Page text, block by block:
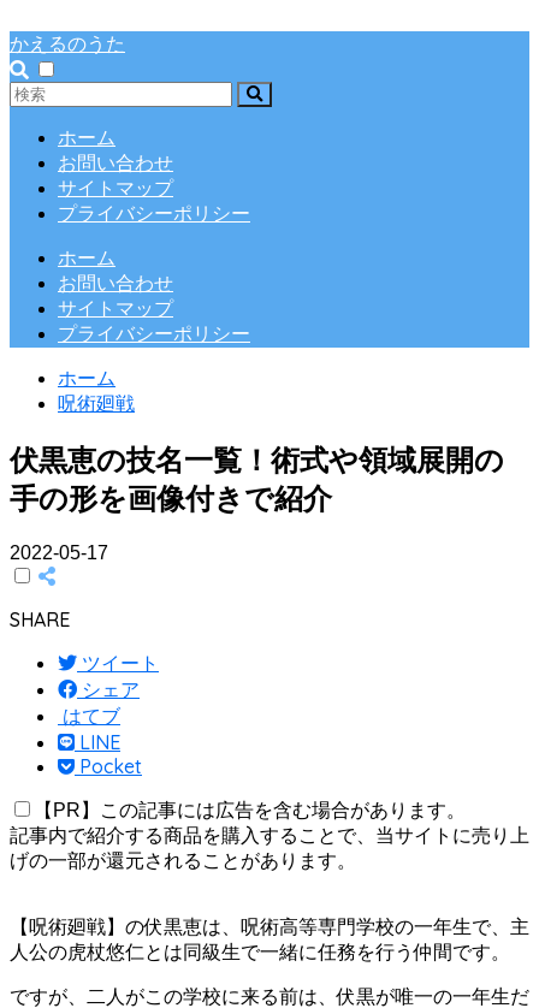
かえるのうた
ホーム
お問い合わせ
サイトマップ
プライバシーポリシー
ホーム
お問い合わせ
サイトマップ
プライバシーポリシー
ホーム
呪術廻戦
伏黒恵の技名一覧！術式や領域展開の
手の形を画像付きで紹介
2022-05-17
SHARE
ツイート
シェア
はてブ
LINE
Pocket
【PR】この記事には広告を含む場合があります。
記事内で紹介する商品を購入することで、当サイトに売り上
げの一部が還元されることがあります。
【呪術廻戦】の伏黒恵は、呪術高等専門学校の一年生で、主
人公の虎杖悠仁とは同級生で一緒に任務を行う仲間です。
ですが、二人がこの学校に来る前は、伏黒が唯一の一年生だ